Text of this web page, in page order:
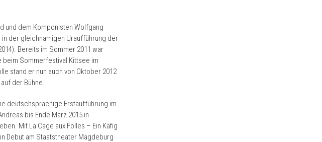
und dem Komponisten Wolfgang
der gleichnamigen Uraufführung der
Bereits im Sommer 2011 war
beim Sommerfestival Kittsee im
stand er nun auch von Oktober 2012
der Bühne.
deutschsprachige Erstaufführung im
bis Ende März 2015 in
Mit La Cage aux Folles – Ein Käfig
Debut am Staatstheater Magdeburg